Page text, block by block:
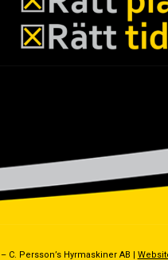
C. Persson’s Hyrmaskiner AB |